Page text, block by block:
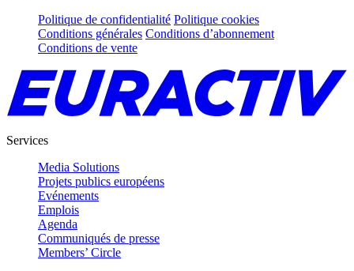
Politique de confidentialité Politique cookies
Conditions générales Conditions d’abonnement
Conditions de vente
Services
Media Solutions
Projets publics européens
Evénements
Emplois
Agenda
Communiqués de presse
Members’ Circle